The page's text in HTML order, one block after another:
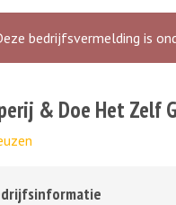
bedrijfsvermelding is
& Doe Het Zelf